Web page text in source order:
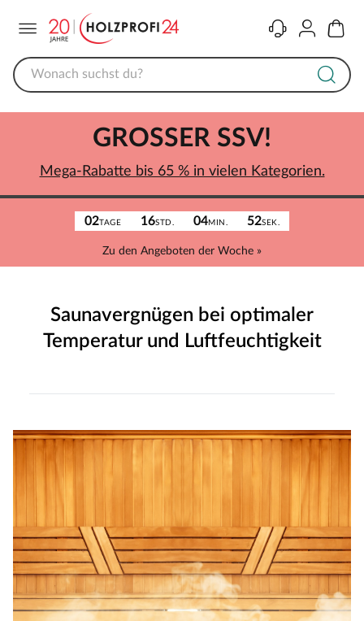
KontaktKonto
02TAGE 16STD. 04MIN. 52SEK.
Zu den Angeboten der Woche »
GROSSER SSV!
Mega-Rabatte bis 65 % in vielen Kategorien.
Saunavergnügen bei optimaler
Temperatur und Luftfeuchtigkeit